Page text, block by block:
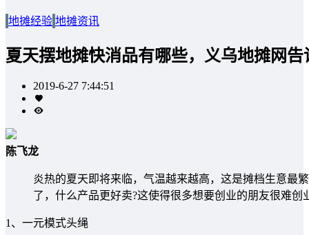
地摊经验 地摊资讯
夏天摆地摊快消品有哪些，义乌地摊网告
2019-6-27 7:44:51
陈飞龙
炎热的夏天即将来临，气温越来越高，这是摊档生意最
了，什么产品更好卖?这使得很多想要创业的朋友很难
1、一元模式头绳